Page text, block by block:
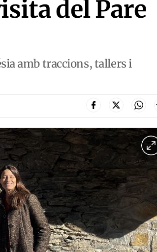
del Pare
amb traccions, tallers i